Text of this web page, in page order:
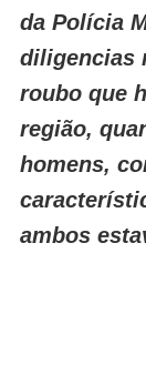
da Polícia
diligencias
roubo que
região,
homens,
ambos